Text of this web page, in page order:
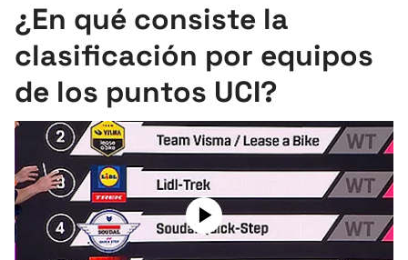
Pelota
Remo
Baloncesto
Ciclismo
Herri-kirolak
¿En qué consiste la
clasificación por equipos
de los puntos UCI?